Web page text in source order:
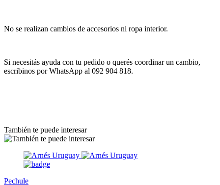
No se realizan cambios de accesorios ni ropa interior.
Si necesitás ayuda con tu pedido o querés coordinar un cambio,
escribinos por WhatsApp al 092 904 818.
También te puede interesar
Pechule